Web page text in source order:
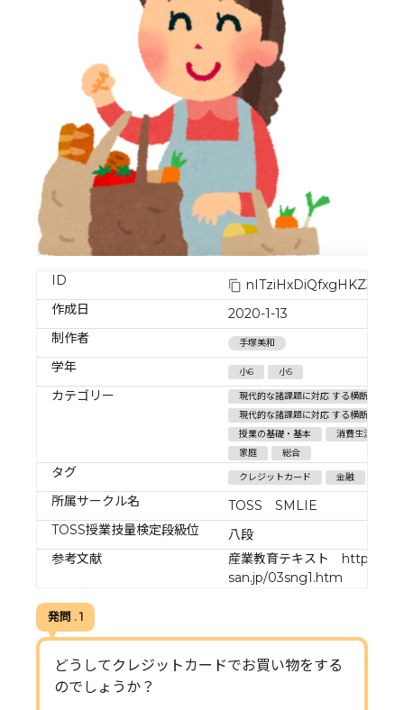
ID
nITziHxDiQfxgHKZ3p76
作成日
2020-1-13
制作者
手塚美和
学年 小6 小5
カテゴリー
現代的な諸課題に対応 する横断的・総
現代的な諸課題に対応 する横断的・総
授業の基礎・基本
消費生活・環境
家庭
総合
タグ クレジットカード 金融
所属サークル名
TOSS SMLIE
TOSS授業技量検定段級位
八段
参考文献
産業教育テキスト http://
san.jp/03sng1.htm
発問 . 1
どうしてクレジットカードでお買い物をする
のでしょうか？